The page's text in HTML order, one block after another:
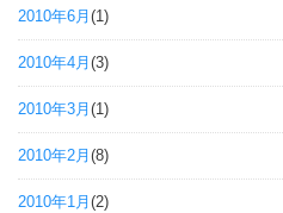
2010年6月 (1)
2010年4月 (3)
2010年3月 (1)
2010年2月 (8)
2010年1月 (2)